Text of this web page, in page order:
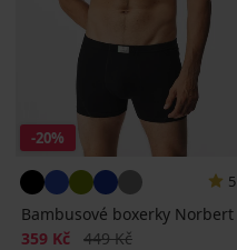
-20%
5
Bambusové boxerky Norbert
Sleva
359 Kč Původní cena
449 Kč